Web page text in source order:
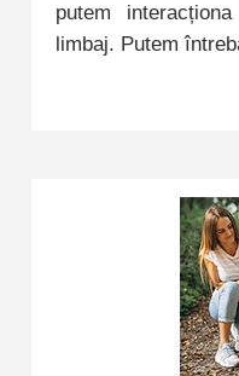
putem
limbaj. Putem